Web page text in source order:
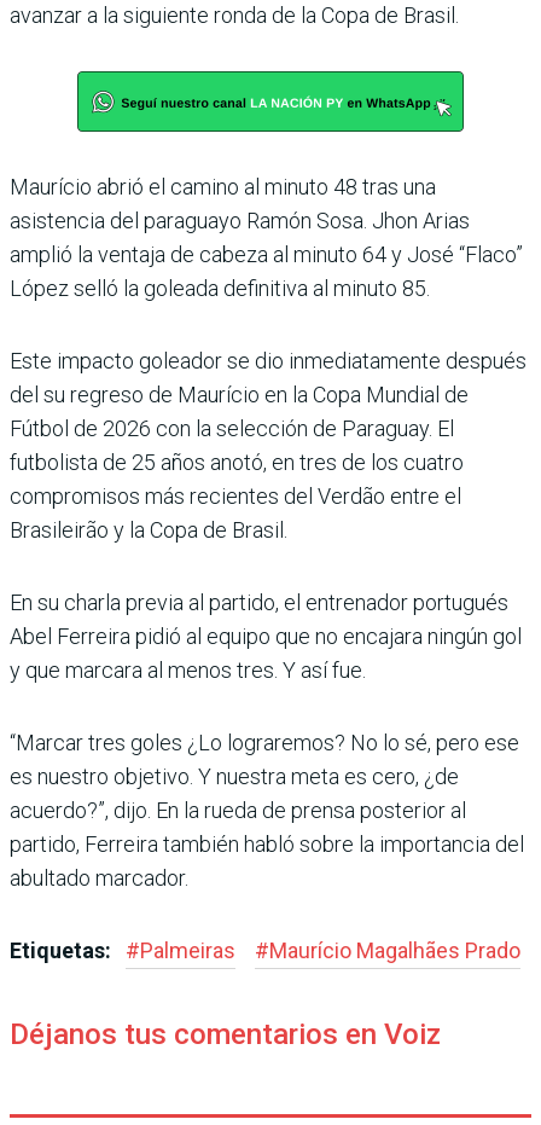
avanzar a la siguiente ronda de la Copa de Brasil.
Maurício abrió el camino al minuto 48 tras una
asistencia del paraguayo Ramón Sosa. Jhon Arias
amplió la ventaja de cabeza al minuto 64 y José “Flaco”
López selló la goleada definitiva al minuto 85.
Este impacto goleador se dio inmediatamente después
del su regreso de Maurício en la Copa Mundial de
Fútbol de 2026 con la selección de Para­guay. El
futbolista de 25 años anotó, en tres de los cuatro
compromisos más recientes del Verdão entre el
Brasileirão y la Copa de Brasil.
En su charla previa al partido, el entrenador portugués
Abel Ferreira pidió al equipo que no encajara ningún gol
y que mar­cara al menos tres. Y así fue.
“Marcar tres goles ¿Lo logra­remos? No lo sé, pero ese
es nuestro objetivo. Y nuestra meta es cero, ¿de
acuerdo?”, dijo. En la rueda de prensa posterior al
partido, Ferreira también habló sobre la impor­tancia del
abultado marcador.
Etiquetas: #Palmeiras #Maurício Magalhães Prado
Déjanos tus comentarios en Voiz